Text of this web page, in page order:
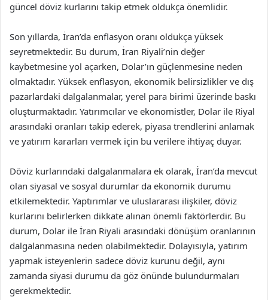
güncel döviz kurlarını takip etmek oldukça önemlidir.
Son yıllarda, İran’da enflasyon oranı oldukça yüksek
seyretmektedir. Bu durum, İran Riyali’nin değer
kaybetmesine yol açarken, Dolar’ın güçlenmesine neden
olmaktadır. Yüksek enflasyon, ekonomik belirsizlikler ve dış
pazarlardaki dalgalanmalar, yerel para birimi üzerinde baskı
oluşturmaktadır. Yatırımcılar ve ekonomistler, Dolar ile Riyal
arasındaki oranları takip ederek, piyasa trendlerini anlamak
ve yatırım kararları vermek için bu verilere ihtiyaç duyar.
Döviz kurlarındaki dalgalanmalara ek olarak, İran’da mevcut
olan siyasal ve sosyal durumlar da ekonomik durumu
etkilemektedir. Yaptırımlar ve uluslararası ilişkiler, döviz
kurlarını belirlerken dikkate alınan önemli faktörlerdir. Bu
durum, Dolar ile İran Riyali arasındaki dönüşüm oranlarının
dalgalanmasına neden olabilmektedir. Dolayısıyla, yatırım
yapmak isteyenlerin sadece döviz kurunu değil, aynı
zamanda siyasi durumu da göz önünde bulundurmaları
gerekmektedir.